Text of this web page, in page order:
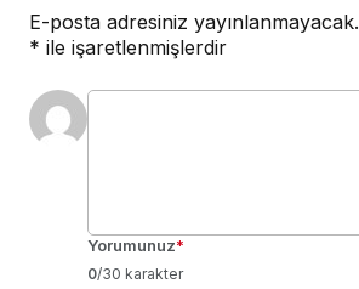
E-posta adresiniz yayınlanmayacak.
* ile işaretlenmişlerdir
Yorumunuz*
0/30 karakter